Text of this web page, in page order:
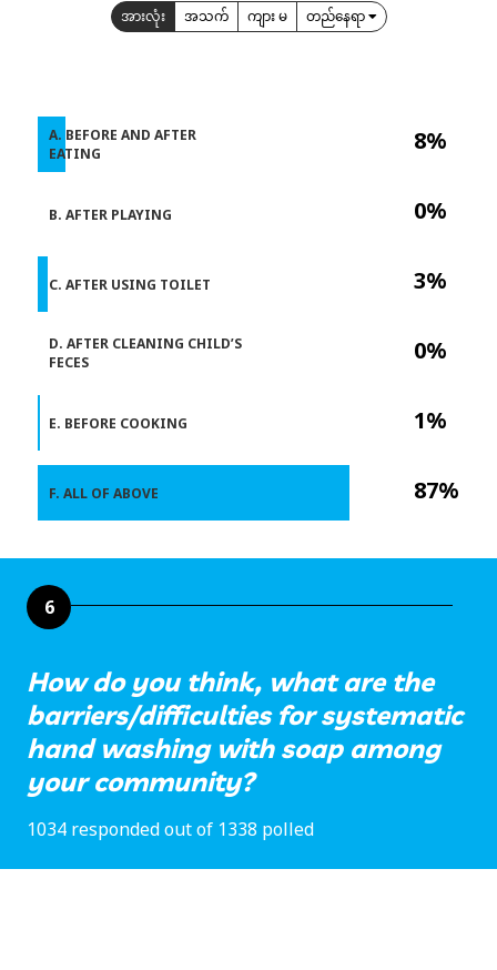
အားလုံး အသက် ကျား မ တည်နေရာ
8%
0%
3%
0%
1%
87%
A. BEFORE AND AFTER
EATING
B. AFTER PLAYING
C. AFTER USING TOILET
D. AFTER CLEANING CHILD’S
FECES
E. BEFORE COOKING
F. ALL OF ABOVE
6
How do you think, what are the
barriers/difficulties for systematic
hand washing with soap among
your community?
1034 responded out of 1338 polled